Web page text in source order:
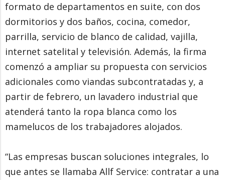
formato de departamentos en suite, con dos
dormitorios y dos baños, cocina, comedor,
parrilla, servicio de blanco de calidad, vajilla,
internet satelital y televisión. Además, la firma
comenzó a ampliar su propuesta con servicios
adicionales como viandas subcontratadas y, a
partir de febrero, un lavadero industrial que
atenderá tanto la ropa blanca como los
mamelucos de los trabajadores alojados.
“Las empresas buscan soluciones integrales, lo
que antes se llamaba Allf Service: contratar a una